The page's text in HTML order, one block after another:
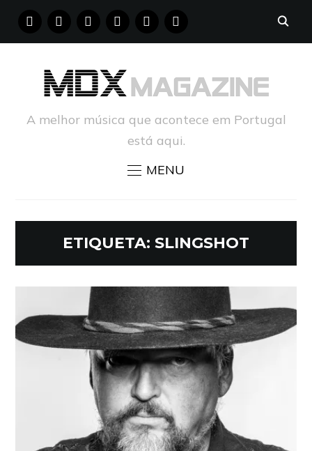
FACEBOOKINSTAGRAM
YOUTUBE PINTERESTTUMBLR
A melhor música que acontece em Portugal
está aqui.
MENU
ETIQUETA: SLINGSHOT